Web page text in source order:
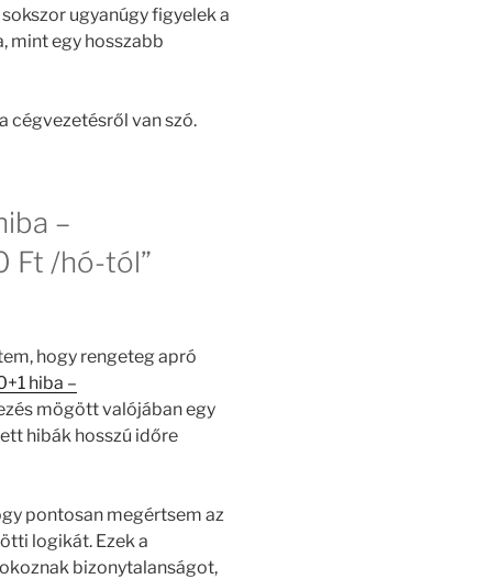
ugyanúgy figyelek a
mint egy hosszabb
cégvezetésről van szó.
–
Ft /hó-tól”
hogy rengeteg apró
hiba –
mögött valójában egy
hibák hosszú időre
pontosan megértsem az
logikát. Ezek a
bizonytalanságot,